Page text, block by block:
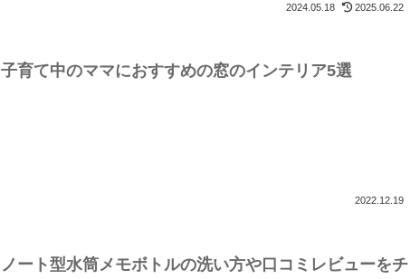
2024.05.18 2025.06.22
子育て中のママにおすすめの窓のインテリア5選
2022.12.19
ノート型水筒メモボトルの洗い方や口コミレビューをチ